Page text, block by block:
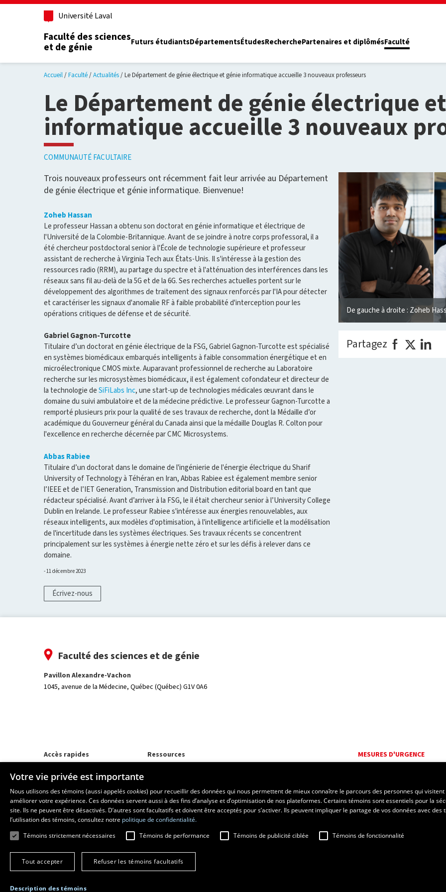
Aller au contenu principal
Université Laval
Faculté des sciences
et de génie
Futurs étudiantsDépartementsÉtudesRecherchePartenaires et diplômésFaculté
Accueil Faculté Actualités Le Département de génie électrique et génie informatique accueille 3 nouveaux professeurs
Le Département de génie électrique
informatique accueille 3 nouveaux
COMMUNAUTÉ FACULTAIRE
Trois nouveaux professeurs ont récemment fait leur arrivée au Département
de génie électrique et génie informatique. Bienvenue!
Zoheb Hassan
Le professeur Hassan a obtenu son doctorat en génie informatique et électrique de
l'Université de la Colombie-Britannique. Avant de se joindre à notre corps professoral, il a
été chercheur postdoctoral senior à l'École de technologie supérieure et professeur
assistant de recherche à Virginia Tech aux États-Unis. Il s'intéresse à la gestion des
ressources radio (RRM), au partage du spectre et à l'atténuation des interférences dans les
réseaux sans fil au-delà de la 5G et de la 6G. Ses recherches actuelles portent sur le
développement des algorithmes de traitement des signaux renforcés par l'IA pour détecter
et caractériser les signaux d'anomalie RF à faible probabilité d'interception pour les
opérations critiques de défense et de sécurité.
Gabriel Gagnon-Turcotte
Titulaire d’un doctorat en génie électrique de la FSG, Gabriel Gagnon-Turcotte est spécialisé
en systèmes biomédicaux embarqués intelligents à faible consommation énergétique et en
microélectronique CMOS mixte. Auparavant professionnel de recherche au Laboratoire
recherche sur les microsystèmes biomédicaux, il est également cofondateur et directeur de
la technologie de SiFiLabs Inc, une start-up de technologies médicales œuvrant dans le
domaine du suivi ambulatoire et de la médecine prédictive. Le professeur Gagnon-Turcotte a
remporté plusieurs prix pour la qualité de ses travaux de recherche, dont la Médaille d’or
académique du Gouverneur général du Canada ainsi que la médaille Douglas R. Colton pour
l'excellence en recherche décernée par CMC Microsystems.
Abbas Rabiee
Titulaire d’un doctorat dans le domaine de l'ingénierie de l'énergie électrique du Sharif
University of Technology à Téhéran en Iran, Abbas Rabiee est également membre senior
l’IEEE et de l’IET Generation, Transmission and Distribution editorial board en tant que
rédacteur spécialisé. Avant d’arriver à la FSG, le il était chercheur senior à l’University College
Dublin en Irelande. Le professeur Rabiee s'intéresse aux énergies renouvelables, aux
réseaux intelligents, aux modèles d'optimisation, à l'intelligence artificielle et la modélisation
de l'incertitude dans les systèmes électriques. Ses travaux récents se concentrent
principalement sur les systèmes à énergie nette zéro et sur les défis à relever dans ce
domaine.
11 décembre 2023
Écrivez-nous
De gauche à droite : Zoheb
Partagez
Faculté des sciences et de génie
Pavillon Alexandre-Vachon
1045, avenue de la Médecine, Québec (Québec) G1V 0A6
Accès rapides
Corps professoral
Foire aux questions
Ressources
MESURES D'URGENCE
Votre vie privée est importante
Nous utilisons des témoins (aussi appeléscookies) pour recueillir des données qui nous permettent de mieux connaître le parcours des personnes qui
améliorer votre expérience. Ces données servent aussi à des fins d’analyse et d’optimisation de nos plateformes. Certains témoins sont essentiels pour la
site. Ils ne peuvent être désactivés. D’autres sont facultatifs et doivent être acceptés pour s’activer. Ils peuvent impliquer le partage de vos données avec des
l’utilisation des témoins, consultez notre politique de confidentialité.
Témoins strictement nécessaires
Témoins de performance Témoins de publicité ciblée Témoins de fonctionnalité
Tout accepter Refuser les témoins facultatifs
Description des témoins